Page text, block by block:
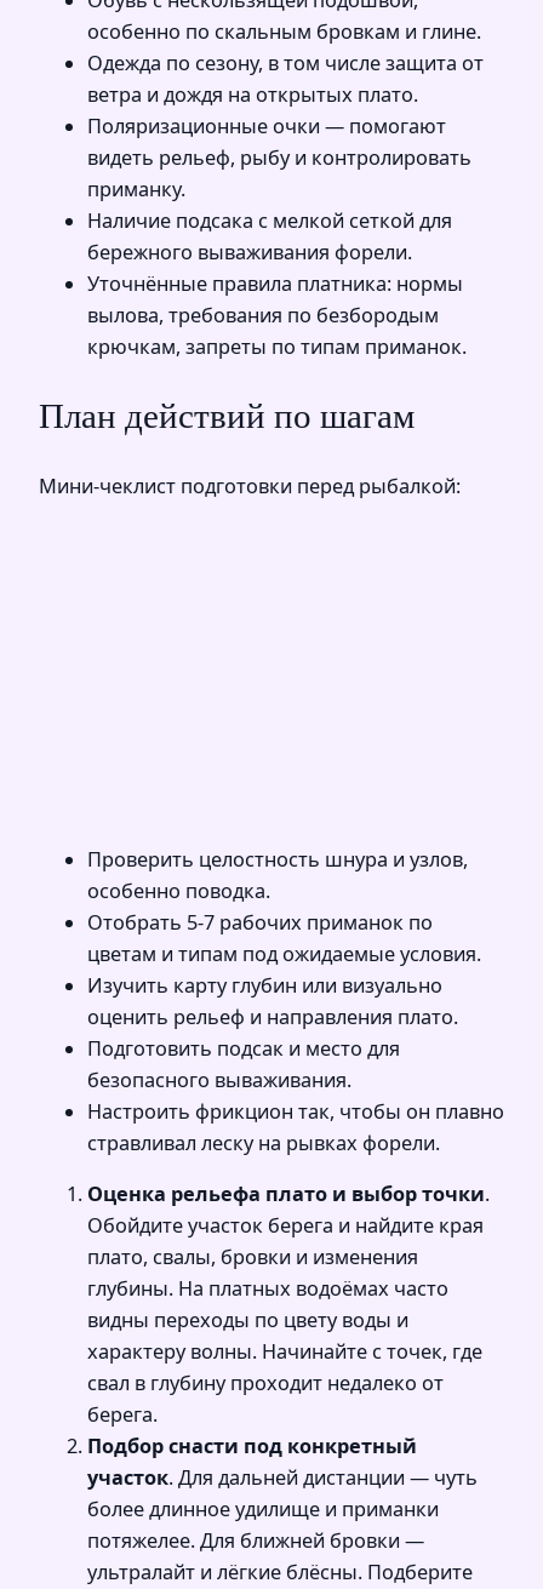
особенно по скальным бровкам и глине.
Одежда по сезону, в том числе защита от
ветра и дождя на открытых плато.
Поляризационные очки — помогают
видеть рельеф, рыбу и контролировать
приманку.
Наличие подсака с мелкой сеткой для
бережного вываживания форели.
Уточнённые правила платника: нормы
вылова, требования по безбородым
крючкам, запреты по типам приманок.
План действий по шагам
Мини-чеклист подготовки перед рыбалкой:
Проверить целостность шнура и узлов,
особенно поводка.
Отобрать 5-7 рабочих приманок по
цветам и типам под ожидаемые условия.
Изучить карту глубин или визуально
оценить рельеф и направления плато.
Подготовить подсак и место для
безопасного вываживания.
Настроить фрикцион так, чтобы он плавно
стравливал леску на рывках форели.
Оценка рельефа плато и выбор точки.
Обойдите участок берега и найдите края
плато, свалы, бровки и изменения
глубины. На платных водоёмах часто
видны переходы по цвету воды и
характеру волны. Начинайте с точек, где
свал в глубину проходит недалеко от
берега.
Подбор снасти под конкретный
участок. Для дальней дистанции — чуть
более длинное удилище и приманки
потяжелее. Для ближней бровки —
ультралайт и лёгкие блёсны. Подберите